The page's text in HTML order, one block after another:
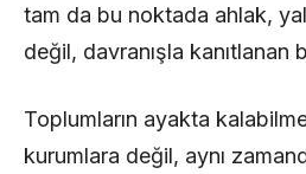
tam da bu noktada ahlak,
değil, davranışla kanıtlanan
Toplumların ayakta
kurumlara değil, aynı